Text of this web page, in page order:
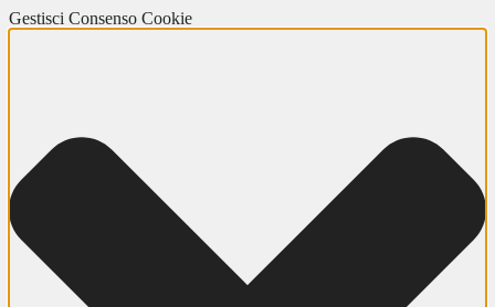
Gestisci Consenso Cookie